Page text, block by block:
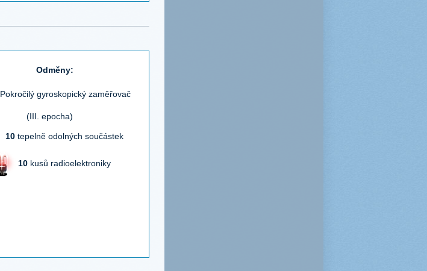
Odměny:
Pokročilý gyroskopický zaměřovač
(III. epocha)
10 tepelně odolných součástek
10 kusů radioelektroniky